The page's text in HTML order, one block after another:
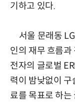
기하고 있다.
서울 문래동
인의 재무 흐름과
전자의 글로벌
력이 밤낮없이
료를 목표로 하는